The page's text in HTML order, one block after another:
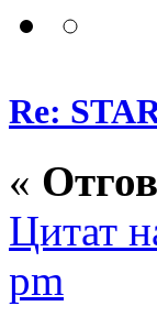
Re:
«
Цитат
pm